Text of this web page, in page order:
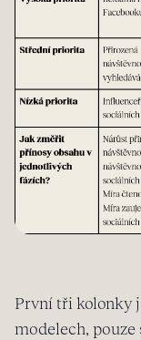
První tři kolonky
modelech,